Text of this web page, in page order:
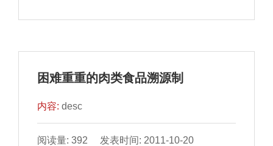
困难重重的肉类食品溯源制
内容:desc
阅读量: 392 发表时间: 2011-10-20